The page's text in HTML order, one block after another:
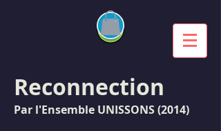
Reconnection
Par l'Ensemble UNISSONS (2014)